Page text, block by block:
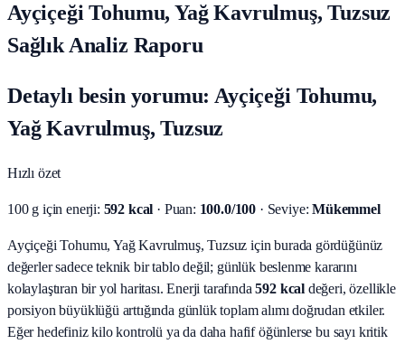
Ayçiçeği Tohumu, Yağ Kavrulmuş, Tuzsuz
Sağlık Analiz Raporu
Detaylı besin yorumu: Ayçiçeği Tohumu,
Yağ Kavrulmuş, Tuzsuz
Hızlı özet
100 g için enerji: 592 kcal · Puan: 100.0/100 · Seviye: Mükemmel
Ayçiçeği Tohumu, Yağ Kavrulmuş, Tuzsuz için burada gördüğünüz
değerler sadece teknik bir tablo değil; günlük beslenme kararını
kolaylaştıran bir yol haritası. Enerji tarafında592 kcaldeğeri, özellikle
porsiyon büyüklüğü arttığında günlük toplam alımı doğrudan etkiler.
Eğer hedefiniz kilo kontrolü ya da daha hafif öğünlerse bu sayı kritik